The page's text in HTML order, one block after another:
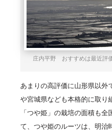
庄内平野 おすすめは最近評
あまりの高評価に山形県以外
や宮城県なども本格的に取り
「つや姫」の栽培の面積も
て、つや姫のルーツは、明治